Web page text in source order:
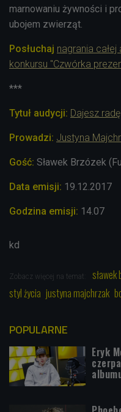
marnowaniu żywności i
ubojem zwierząt.
Posłuchaj nagrania
konkursu "Czwórka
***
Tytuł audycji: Dajesz radę
Prowadzi: Justyna
Gość: Sławek Brzózek
Data emisji: 19.12 .2017
Godzina emisji: 14.07
kd
Zobacz więcej na temat: sławek
styl życia justyna majchrzak
POPULARNE
Eryk